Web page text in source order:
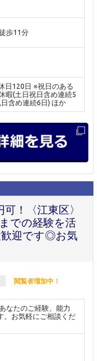
歩11分
日120日 ※祝日のある
暇(土日祝日含め連続5
含め連続6日) ほか
！〈江東区〉
での経験を活
迎です◎お気
閲覧者増加中！
なたのご経験、能力
。お気軽にご相談くだ